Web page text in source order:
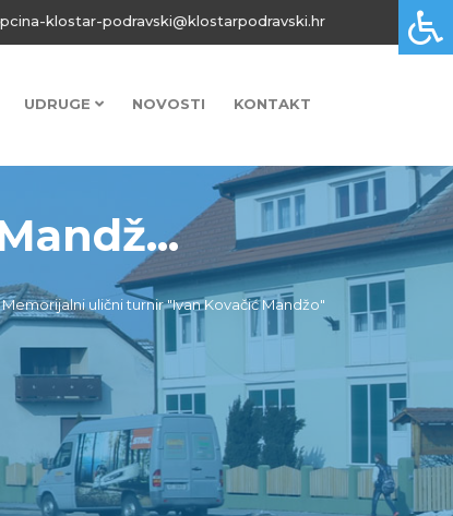
klostar-podravski@klostarpodravski.hr
UDRUGE NOVOSTI KONTAKT
Memorijalni ulični turnir "Ivan Kovačić Mandžo"